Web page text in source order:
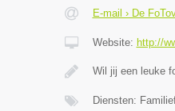
E-mail › De
Website: http://
Wil jij een leuke
Diensten: